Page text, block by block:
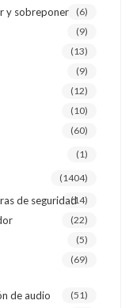
y sobreponer (6)
(9)
(13)
(9)
(12)
(10)
(60)
(1)
(1404)
de seguridad(14)
(22)
(5)
(69)
de audio (51)